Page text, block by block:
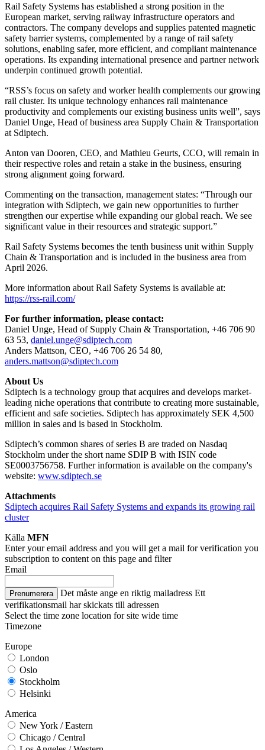
Rail Safety Systems has established a strong position in the
European market, serving railway infrastructure operators and
contractors. The company develops and supplies patented magnetic
safety barrier systems, complemented by a range of rail safety
solutions, enabling safer, more efficient, and compliant maintenance
operations. Its expanding international presence and partner network
underpin continued growth potential.
“RSS’s focus on safety and worker health complements our growing
rail cluster. Its unique technology enhances rail maintenance
productivity and complements our existing business units well”, says
Daniel Unge, Head of business area Supply Chain & Transportation
at Sdiptech.
Anton van Dooren, CEO, and Mathieu Geurts, CCO, will remain in
their respective roles and retain a stake in the business, ensuring
strong alignment going forward.
Commenting on the transaction, management states: “Through our
integration with Sdiptech, we gain new opportunities to further
strengthen our expertise while expanding our global reach. We see
significant value in their resources and strategic support.”
Rail Safety Systems becomes the tenth business unit within Supply
Chain & Transportation and is included in the business area from
April 2026.
More information about Rail Safety Systems is available at:
https://rss-rail.com/
For further information, please contact:
Daniel Unge, Head of Supply Chain & Transportation, +46 706 90
63 53, daniel.unge@sdiptech.com
Anders Mattson, CEO, +46 706 26 54 80,
anders.mattson@sdiptech.com
About Us
Sdiptech is a technology group that acquires and develops market-
leading niche operations that contribute to creating more sustainable,
efficient and safe societies. Sdiptech has approximately SEK 4,500
million in sales and is based in Stockholm.
Sdiptech’s common shares of series B are traded on Nasdaq
Stockholm under the short name SDIP B with ISIN code
SE0003756758. Further information is available on the company's
website: www.sdiptech.se
Attachments
Sdiptech acquires Rail Safety Systems and expands its growing rail
cluster
Källa MFN
Enter your email address and you will get a mail for verification you
subscription to content on this page and filter
Email
Prenumerera Det måste ange en riktig mailadress Ett
verifikationsmail har skickats till adressen
Select the time zone location for site wide time
Timezone
Europe
London
Oslo
Stockholm
Helsinki
America
New York / Eastern
Chicago / Central